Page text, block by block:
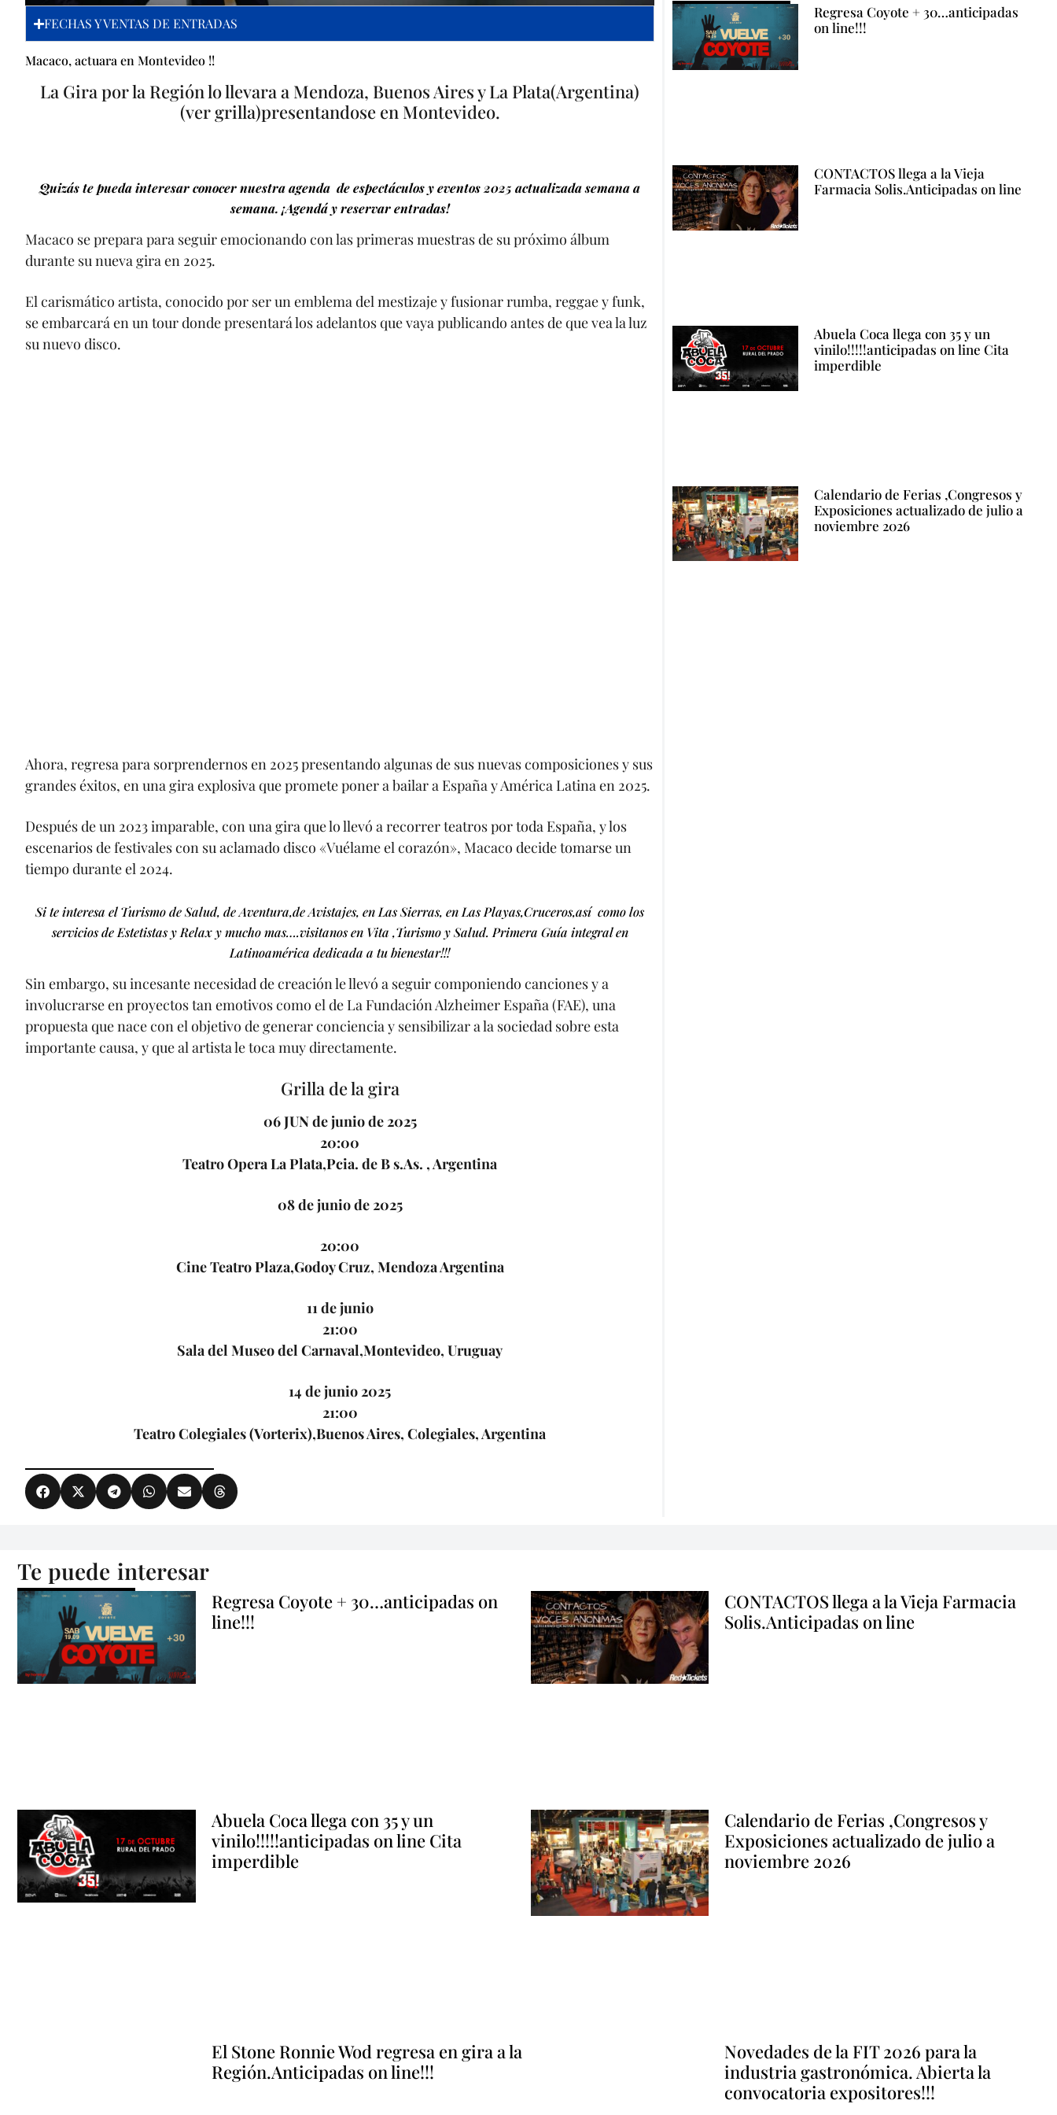
FECHAS Y VENTAS DE ENTRADAS
Macaco, actuara en Montevideo !!
La Gira por la Región lo llevara a Mendoza, Buenos Aires y La Plata(Argentina)
(ver grilla)presentandose en Montevideo.
Quizás te pueda interesar conocer nuestra agenda de espectáculos y eventos 2025 actualizada semana a
semana. ¡Agendá y reservar entradas!
Macaco se prepara para seguir emocionando con las primeras muestras de su próximo álbum
durante su nueva gira en 2025.
El carismático artista, conocido por ser un emblema del mestizaje y fusionar rumba, reggae y funk,
se embarcará en un tour donde presentará los adelantos que vaya publicando antes de que vea la luz
su nuevo disco.
​Ahora, regresa para sorprendernos en 2025​ presentando algunas de sus nuevas composiciones y sus
grandes éxitos, en una gira explosiva que promete poner a bailar a España y América Latina en 2025.
Después de un 2023 imparable, con una gira que lo llevó a recorrer teatros por toda España, y los
escenarios de festivales con su aclamado disco «Vuélame el corazón», Macaco decide tomarse un
tiempo durante el 2024.
Si te interesa el Turismo de Salud, de Aventura,de Avistajes, en Las Sierras, en Las Playas,Cruceros,así como los
servicios de Estetistas y Relax y mucho mas….visitanos en Vita ,Turismo y Salud. Primera Guía integral en
Latinoamérica dedicada a tu bienestar!!!
Sin embargo, su incesante necesidad de creación le llevó a seguir componiendo canciones y a
involucrarse en proyectos tan emotivos como el de La Fundación Alzheimer España (FAE), una
propuesta que nace con el objetivo de generar conciencia y sensibilizar a la sociedad sobre esta
importante causa, y que al artista le toca muy directamente.
Grilla de la gira
06 JUN de junio de 2025
20:00
Teatro Opera La Plata,Pcia. de B s.As. , Argentina
08 de junio de 2025
20:00
Cine Teatro Plaza,Godoy Cruz, Mendoza Argentina
11 de junio
21:00
Sala del Museo del Carnaval,Montevideo, Uruguay
14 de junio 2025
21:00
Teatro Colegiales (Vorterix),Buenos Aires, Colegiales, Argentina
Regresa Coyote + 30…anticipadas
on line!!!
CONTACTOS llega a la Vieja
Farmacia Solis.Anticipadas on line
Abuela Coca llega con 35 y un
vinilo!!!!!anticipadas on line Cita
imperdible
Calendario de Ferias ,Congresos y
Exposiciones actualizado de julio a
noviembre 2026
Te puede interesar
Regresa Coyote + 30…anticipadas on
line!!!
CONTACTOS llega a la Vieja Farmacia
Solis.Anticipadas on line
Abuela Coca llega con 35 y un
vinilo!!!!!anticipadas on line Cita
imperdible
Calendario de Ferias ,Congresos y
Exposiciones actualizado de julio a
noviembre 2026
El Stone Ronnie Wod regresa en gira a la
Región.Anticipadas on line!!!
Novedades de la FIT 2026 para la
industria gastronómica. Abierta la
convocatoria expositores!!!